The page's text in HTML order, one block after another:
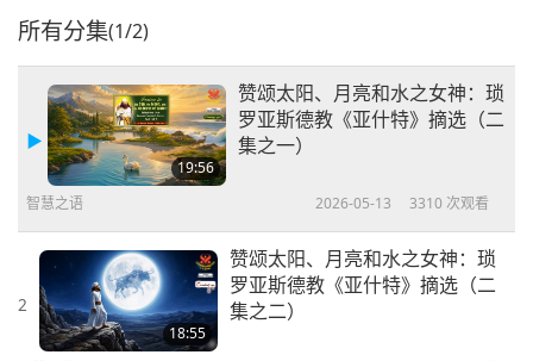
所有分集(1/2)
19:56
赞颂太阳、月亮和水之女神：琐
罗亚斯德教《亚什特》摘选（二
集之一）
智慧之语 2026-05-13 3310 次观看
2
18:55
赞颂太阳、月亮和水之女神：琐
罗亚斯德教《亚什特》摘选（二
集之二）